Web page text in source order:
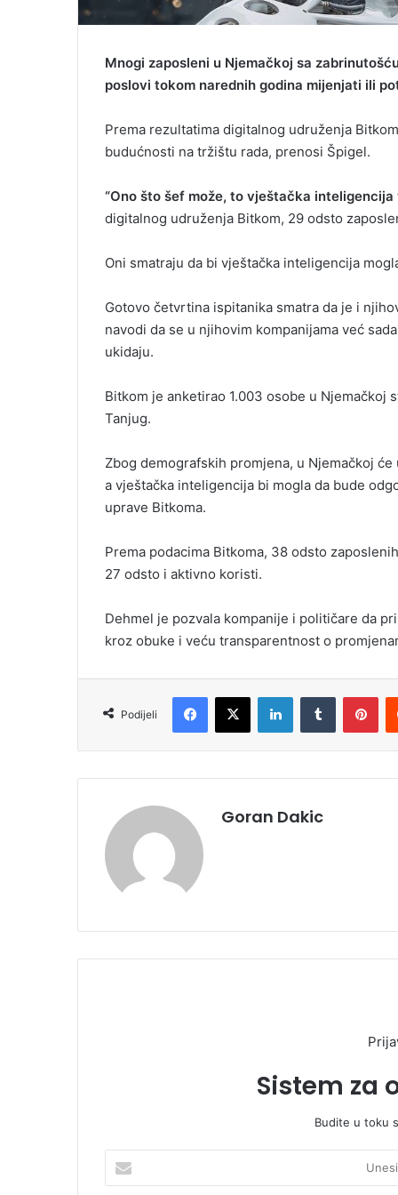
Mnogi zaposleni u Njemačkoj sa
poslovi tokom narednih godina mijenjati ili
Prema rezultatima digitalnog udruženja
budućnosti na tržištu rada, prenosi Špigel.
“Ono što šef može, to vještačka inteligencija
digitalnog udruženja Bitkom, 29 odsto
Oni smatraju da bi vještačka inteligencija
Gotovo četvrtina ispitanika smatra da je i
navodi da se u njihovim kompanijama već
ukidaju.
Bitkom je anketirao 1.003 osobe u Njemačkoj
Tanjug.
Zbog demografskih promjena, u Njemačkoj
a vještačka inteligencija bi mogla da bude
uprave Bitkoma.
Prema podacima Bitkoma, 38 odsto
27 odsto i aktivno koristi.
Dehmel je pozvala kompanije i političare da
kroz obuke i veću transparentnost o
Podijeli
Goran Dakic
Sistem za
Budite u toku